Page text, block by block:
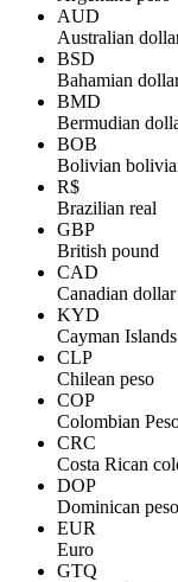
AUD
Australian
BSD
Bahamian
BMD
Bermudian
BOB
Bolivian
R$
Brazilian real
GBP
British pound
CAD
Canadian dollar
KYD
Cayman
CLP
Chilean peso
COP
Colombian
CRC
Costa Rican
DOP
Dominican peso
EUR
Euro
GTQ